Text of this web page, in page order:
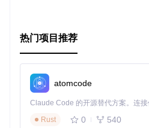
热门项目推荐
atomcode
Rust
0 540